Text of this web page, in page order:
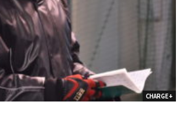
CHARGE+